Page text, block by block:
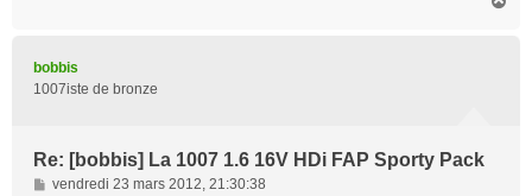
bobbis
1007iste de bronze
Re: [bobbis] La 1007 1.6 16V HDi FAP Sporty Pack
M
vendredi 23 mars 2012, 21:30:38